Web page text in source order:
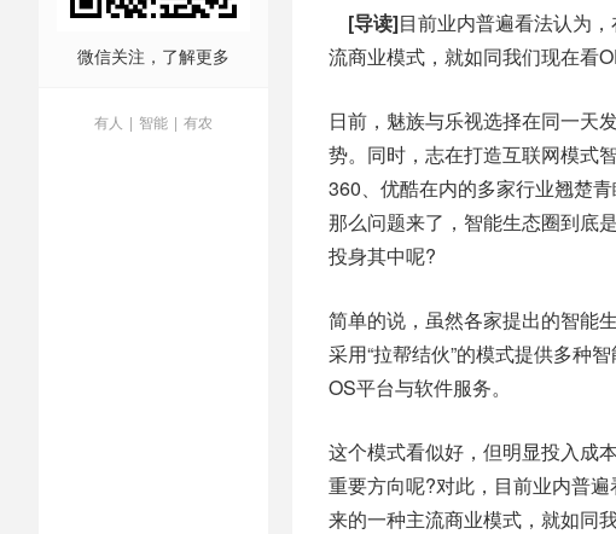
微信关注，了解更多
有人 | 智能 | 有农
[导读]目前业内普遍看法认为
流商业模式，就如同我们现在看
日前，魅族与乐视选择在同一天
势。同时，志在打造互联网模式
360、优酷在内的多家行业翘楚青
那么问题来了，智能生态圈到底
投身其中呢?
简单的说，虽然各家提出的智能
采用“拉帮结伙”的模式提供多种
OS平台与软件服务。
这个模式看似好，但明显投入成
重要方向呢?对此，目前业内普
来的一种主流商业模式，就如同